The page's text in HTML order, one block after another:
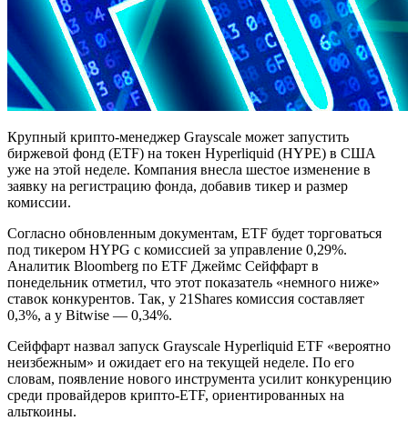
Крупный крипто-менеджер Grayscale может запустить
биржевой фонд (ETF) на токен Hyperliquid (HYPE) в США
уже на этой неделе. Компания внесла шестое изменение в
заявку на регистрацию фонда, добавив тикер и размер
комиссии.
Согласно обновленным документам, ETF будет торговаться
под тикером HYPG с комиссией за управление 0,29%.
Аналитик Bloomberg по ETF Джеймс Сейффарт в
понедельник отметил, что этот показатель «немного ниже»
ставок конкурентов. Так, у 21Shares комиссия составляет
0,3%, а у Bitwise — 0,34%.
Сейффарт назвал запуск Grayscale Hyperliquid ETF «вероятно
неизбежным» и ожидает его на текущей неделе. По его
словам, появление нового инструмента усилит конкуренцию
среди провайдеров крипто-ETF, ориентированных на
альткоины.